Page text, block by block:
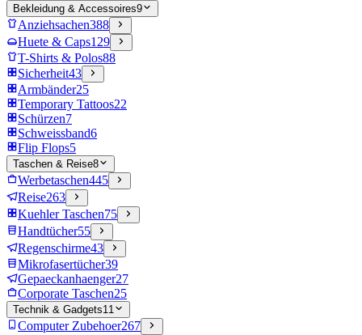
Bekleidung & Accessoires9
Anziehsachen388
Huete & Caps129
T-Shirts & Polos88
Sicherheit43
Armbänder25
Temporary Tattoos22
Schürzen7
Schweissband6
Flip Flops5
Taschen & Reise8
Werbetaschen445
Reise263
Kuehler Taschen75
Handtücher55
Regenschirme43
Mikrofasertücher39
Gepaeckanhaenger27
Corporate Taschen25
Technik & Gadgets11
Computer Zubehoer267